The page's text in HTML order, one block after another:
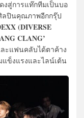
งสู่การแท๊กทีมเป็นบอ
ลปินคุณภาพอีกกรุ๊ป
(DIVERSE
CLANG’
ะแฟนคลับได้ตาค้าง
ข็งแรงและไลน์เต้น